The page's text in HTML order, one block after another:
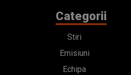
Categorii
Stiri
Emisiuni
Echipa